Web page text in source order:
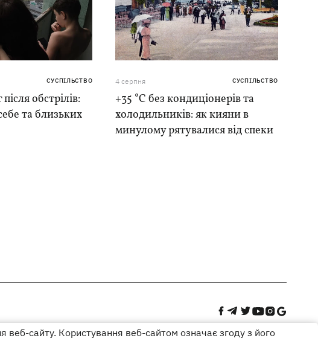
СУСПІЛЬСТВО
обстрілів:
та близьких
4 серпня СУСПІЛЬСТВО
+35 °C без кондиціонерів та
холодильників: як кияни в
минулому рятувалися від спеки
веб-сайту. Користування веб-сайтом означає згоду з його